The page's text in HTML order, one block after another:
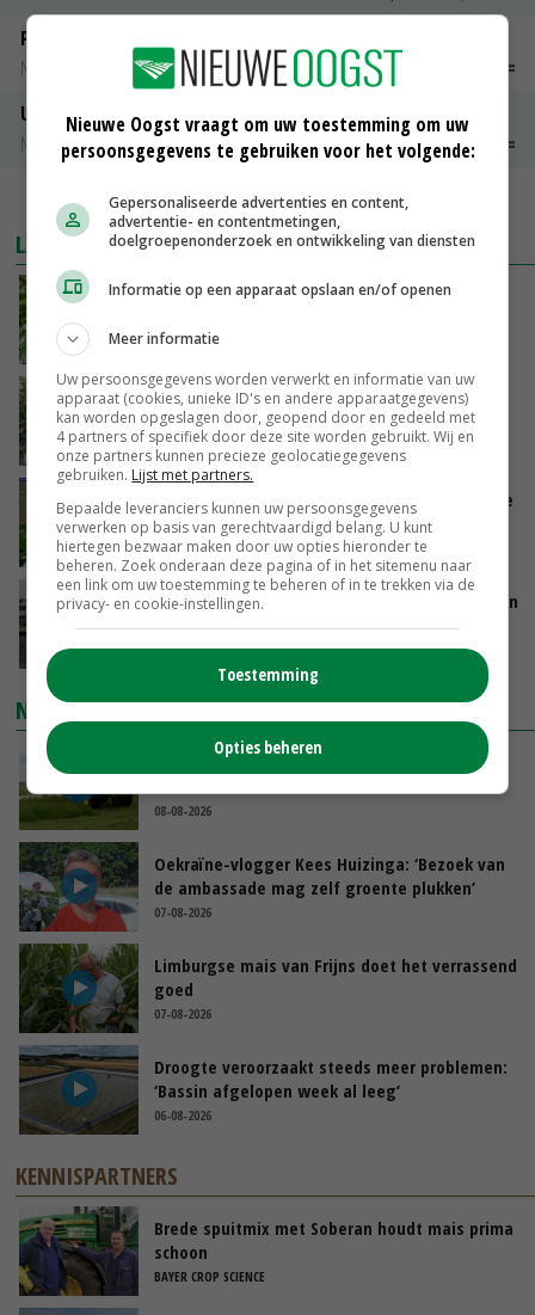
Peen
Noteringen
€ 26,00
Uien Middenmeer Geel 30-60% grof
Noteringen
€ 0,00~ € 0,00
MEER MARKTPRIJZEN
LAATSTE NIEUWS
NAK verlaagt iets minder pootgoed dan vorig
VANDAAG, 14:56
Schaalvergroting zet door in Nederlandse
komkommerteelt
VANDAAG, 14:30
Zeer lage Rijnaanvoer komt bovenop droogste
juli ooit
VANDAAG, 13:55
Brittany Ferries stopt met veetransport tussen
Ierland en Frankrijk
VANDAAG, 13:46
NIEUWSTE VIDEO'S
POAH! John Deere 7730
08-08-2026
Oekraïne-vlogger Kees Huizinga: ‘Bezoek van
de ambassade mag zelf groente plukken’
07-08-2026
Limburgse mais van Frijns doet het verrassend
goed
07-08-2026
Droogte veroorzaakt steeds meer problemen:
‘Bassin afgelopen week al leeg’
06-08-2026
KENNISPARTNERS
Brede spuitmix met Soberan houdt mais prima
schoon
BAYER CROP SCIENCE
Nieuwe Oogst vraagt om uw toestemming om uw
persoonsgegevens te gebruiken voor het volgende:
Gepersonaliseerde advertenties en content,
advertentie- en contentmetingen,
doelgroepenonderzoek en ontwikkeling van diensten
Informatie op een apparaat opslaan en/of openen
Meer informatie
Uw persoonsgegevens worden verwerkt en informatie van uw
apparaat (cookies, unieke ID's en andere apparaatgegevens)
kan worden opgeslagen door, geopend door en gedeeld met
4 partners of specifiek door deze site worden gebruikt. Wij en
onze partners kunnen precieze geolocatiegegevens
gebruiken. Lijst met partners.
Bepaalde leveranciers kunnen uw persoonsgegevens
verwerken op basis van gerechtvaardigd belang. U kunt
hiertegen bezwaar maken door uw opties hieronder te
beheren. Zoek onderaan deze pagina of in het sitemenu naar
een link om uw toestemming te beheren of in te trekken via de
privacy- en cookie-instellingen.
Toestemming
Opties beheren